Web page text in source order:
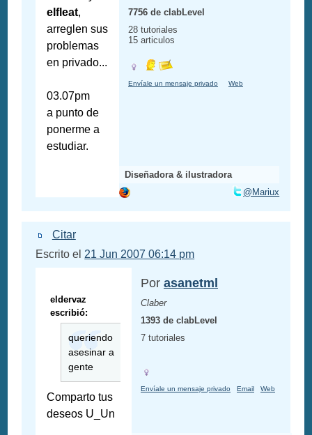
elfleat,
arreglen sus
problemas
en privado...
03.07pm
a punto de
ponerme a
estudiar.
7756 de clabLevel
28 tutoriales
15 articulos
Envíale un mensaje privado Web
Diseñadora & ilustradora
@Mariux
Citar
Escrito el 21 Jun 2007 06:14 pm
eldervaz
escribió:
queriendo
asesinar a
gente
Comparto tus
deseos U_Un
Por asanetml
Claber
1393 de clabLevel
7 tutoriales
Envíale un mensaje privado Email Web